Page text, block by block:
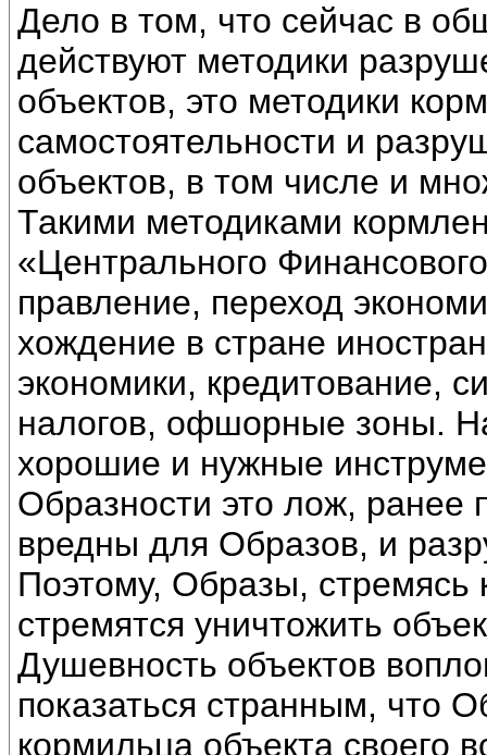
Дело в том, что сейчас в
действуют методики
объектов, это методики
самостоятельности и
объектов, в том числе и
Такими методиками
«Центрального
правление, переход
хождение в стране
экономики, кредитование,
налогов, офшорные зоны.
хорошие и нужные
Образности это лож,
вредны для Образов, и
Поэтому, Образы, стремясь
стремятся уничтожить
Душевность объектов
показаться странным, что
кормильца объекта своего